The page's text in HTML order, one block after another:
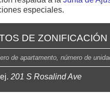
especiales.
DE ZONIFICACIÓN
201 S Rosalind Ave